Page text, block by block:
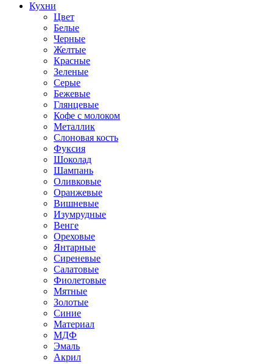
Кухни
Цвет
Белые
Черные
Желтые
Красные
Зеленые
Серые
Бежевые
Глянцевые
Кофе с молоком
Металлик
Слоновая кость
Фуксия
Шоколад
Шампань
Оливковые
Оранжевые
Вишневые
Изумрудные
Венге
Ореховые
Янтарные
Сиреневые
Салатовые
Фиолетовые
Мятные
Золотые
Синие
Материал
МДФ
Эмаль
Акрил